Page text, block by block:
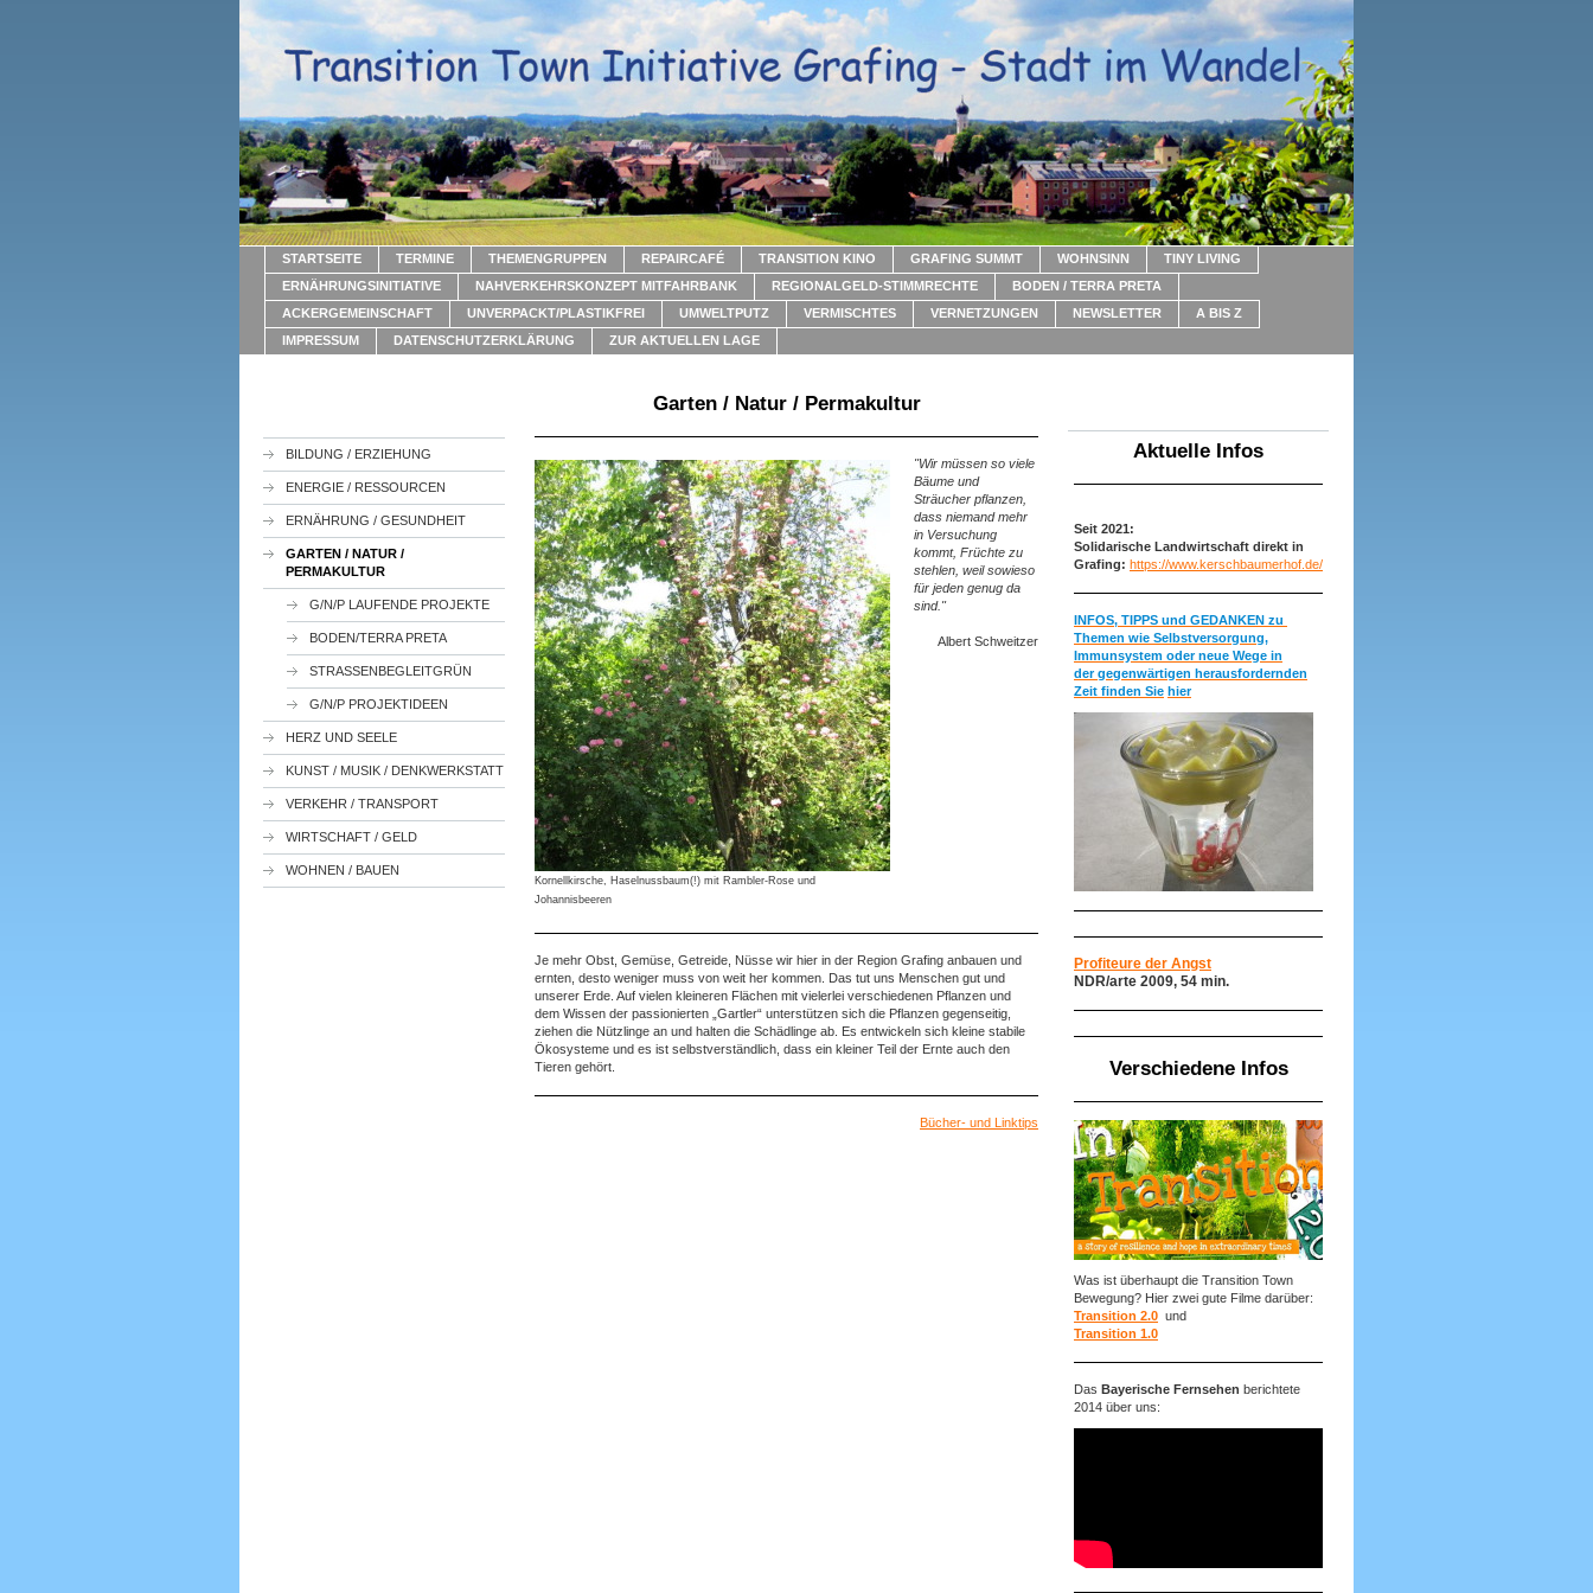
STARTSEITE TERMINE THEMENGRUPPEN REPAIRCAFÉ TRANSITION KINO GRAFING SUMMT WOHNSINN
TINY LIVING
ERNÄHRUNGSINITIATIVE
NAHVERKEHRSKONZEPT MITFAHRBANK REGIONALGELD-STIMMRECHTE
BODEN / TERRA PRETA
ACKERGEMEINSCHAFT
UNVERPACKT/PLASTIKFREI UMWELTPUTZ VERMISCHTES VERNETZUNGEN NEWSLETTER
A BIS Z
IMPRESSUM
DATENSCHUTZERKLÄRUNG ZUR AKTUELLEN LAGE
BILDUNG / ERZIEHUNG
ENERGIE / RESSOURCEN
ERNÄHRUNG / GESUNDHEIT
GARTEN / NATUR /
PERMAKULTUR
G/N/P LAUFENDE PROJEKTE
BODEN/TERRA PRETA
STRASSENBEGLEITGRÜN
G/N/P PROJEKTIDEEN
HERZ UND SEELE
KUNST / MUSIK / DENKWERKSTATT
VERKEHR / TRANSPORT
WIRTSCHAFT / GELD
WOHNEN / BAUEN
Garten / Natur / Permakultur
Kornellkirsche, Haselnussbaum(!) mit Rambler-Rose und
Johannisbeeren
"Wir müssen so viele
Bäume und
Sträucher pflanzen,
dass niemand mehr
in Versuchung
kommt, Früchte zu
stehlen, weil sowieso
für jeden genug da
sind."
Albert Schweitzer
Je mehr Obst, Gemüse, Getreide, Nüsse wir hier in der Region Grafing anbauen und
ernten, desto weniger muss von weit her kommen. Das tut uns Menschen gut und
unserer Erde. Auf vielen kleineren Flächen mit vielerlei verschiedenen Pflanzen und
dem Wissen der passionierten „Gartler“ unterstützen sich die Pflanzen gegenseitig,
ziehen die Nützlinge an und halten die Schädlinge ab. Es entwickeln sich kleine stabile
Ökosysteme und es ist selbstverständlich, dass ein kleiner Teil der Ernte auch den
Tieren gehört.
Bücher- und Linktips
Aktuelle Infos
Seit 2021:
Solidarische Landwirtschaft direkt in
Grafing: https://www.kerschbaumerhof.de/
INFOS, TIPPS und GEDANKEN zu
Themen wie Selbstversorgung,
Immunsystem oder neue Wege in
der gegenwärtigen herausfordernden
Zeit finden Sie hier
Profiteure der Angst
NDR/arte 2009, 54 min.
Verschiedene Infos
Was ist überhaupt die Transition Town
Bewegung? Hier zwei gute Filme darüber:
Transition 2.0 und
Transition 1.0
Das Bayerische Fernsehen berichtete
2014 über uns: